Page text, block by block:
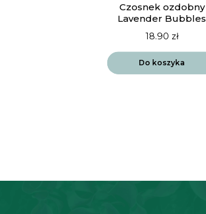
Czosnek ozdobny
Lavender Bubbles
18.90 zł
Do koszyka